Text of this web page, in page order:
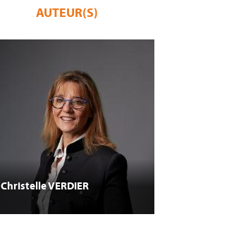
AUTEUR(S)
ChristelleVERDIER